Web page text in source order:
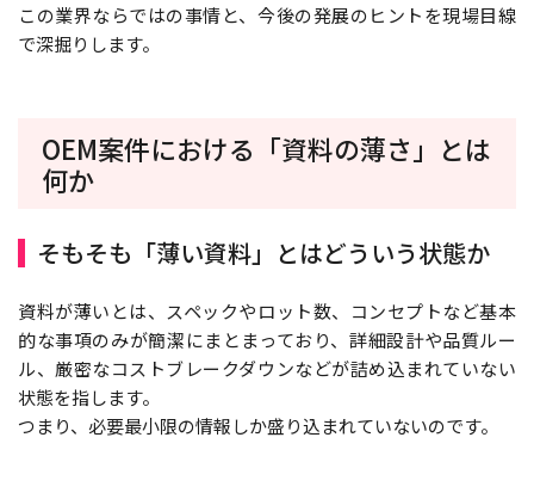
この業界ならではの事情と、今後の発展のヒントを現場目線
で深掘りします。
OEM案件における「資料の薄さ」とは
何か
そもそも「薄い資料」とはどういう状態か
資料が薄いとは、スペックやロット数、コンセプトなど基本
的な事項のみが簡潔にまとまっており、詳細設計や品質ルー
ル、厳密なコストブレークダウンなどが詰め込まれていない
状態を指します。
つまり、必要最小限の情報しか盛り込まれていないのです。